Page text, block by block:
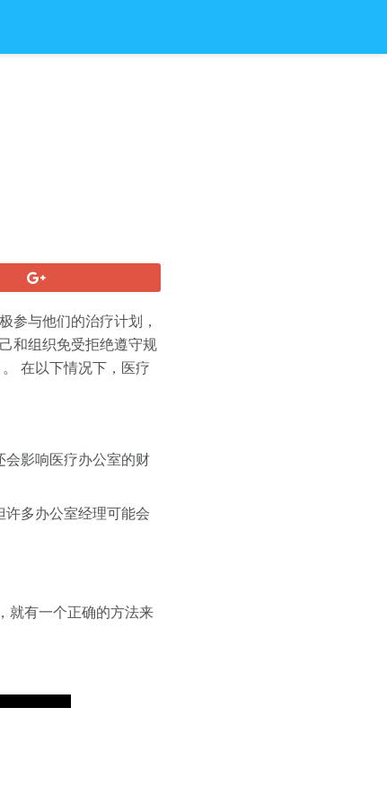
参与他们的治疗计划，
和组织免受拒绝遵守规
。 在以下情况下，医疗
会影响医疗办公室的财
多办公室经理可能会
就有一个正确的方法来